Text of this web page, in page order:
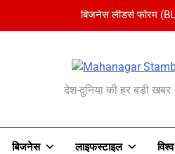
बिजनेस लीडर्स फोरम
भारतीय विमेंस
बिजनेस लीडर्स फोरम
देश-दुनिया की हर बड़ी
बिजनेस लाइफस्टाइल विश्व